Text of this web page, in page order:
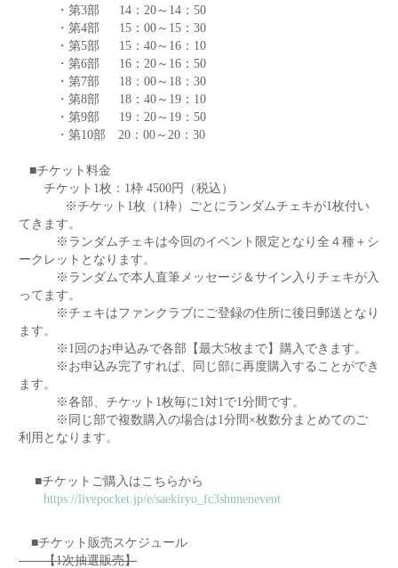
・第3部 14：20～14：50
・第4部 15：00～15：30
・第5部 15：40～16：10
・第6部 16：20～16：50
・第7部 18：00～18：30
・第8部 18：40～19：10
・第9部 19：20～19：50
・第10部 20：00～20：30
■チケット料金
チケット1枚：1枠 4500円（税込）
※チケット1枚（1枠）ごとにランダムチェキが1枚付い
てきます。
※ランダムチェキは今回のイベント限定となり全４種＋シ
ークレットとなります。
※ランダムで本人直筆メッセージ＆サイン入りチェキが入
ってます。
※チェキはファンクラブにご登録の住所に後日郵送となり
ます。
※1回のお申込みで各部【最大5枚まで】購入できます。
※お申込み完了すれば、同じ部に再度購入することができ
ます。
※各部、チケット1枚毎に1対1で1分間です。
※同じ部で複数購入の場合は1分間×枚数分まとめてのご
利用となります。
■チケットご購入はこちらから
https://livepocket.jp/e/saekiryo_fc3shunenevent
■チケット販売スケジュール
【1次抽選販売】